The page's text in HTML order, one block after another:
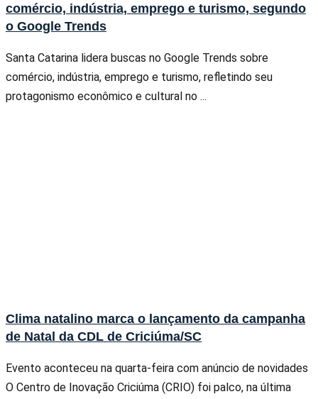
comércio, indústria, emprego e turismo, segundo
o Google Trends
Santa Catarina lidera buscas no Google Trends sobre
comércio, indústria, emprego e turismo, refletindo seu
protagonismo econômico e cultural no ...
Clima natalino marca o lançamento da campanha
de Natal da CDL de Criciúma/SC
Evento aconteceu na quarta-feira com anúncio de novidades
O Centro de Inovação Criciúma (CRIO) foi palco, na última